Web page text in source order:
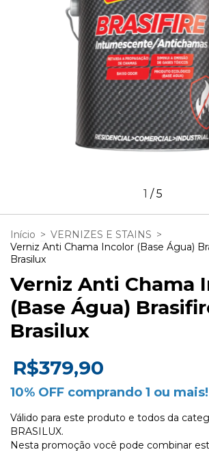
1 /5
Início > VERNIZES E STAINS >
Verniz Anti Chama Incolor (Base Água)
Brasilux
Verniz Anti Chama
(Base Água)
Brasilux
R$379,90
10% OFF comprando 1 ou mais!
Válido para este produto e todos da
BRASILUX.
Nesta promoção você pode combinar